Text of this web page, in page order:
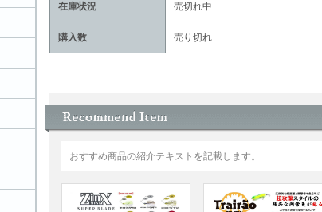
在庫状況 売切れ中
購入数 売り切れ
おすすめ商品の紹介テキストを記載します。